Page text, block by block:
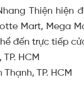
Thiện
Mart, Mega
đến trực tiếp
HCM
TP. HCM